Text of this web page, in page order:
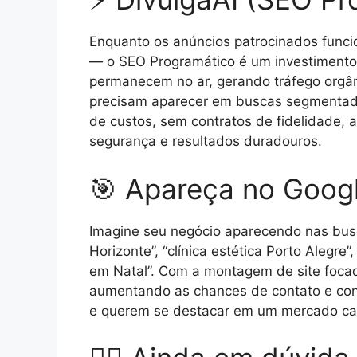
Enquanto os anúncios patrocinados
— o SEO Programático é um
permanecem no ar, gerando tráfego
precisam aparecer em buscas
de custos, sem contratos de fidelidade,
segurança e resultados duradouros.
🎯 Apareça no
Imagine seu negócio aparecendo nas
Horizonte”, “clínica estética Porto
em Natal”. Com a montagem de site
aumentando as chances de contato e
e querem se destacar em um mercado